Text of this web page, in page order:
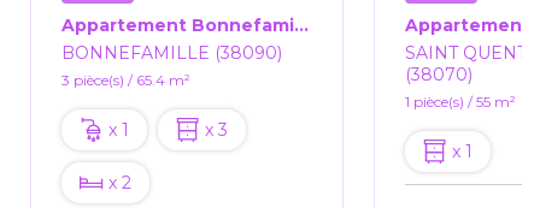
Appartement Bonnefamille 3 Pièce(s) 65.4 M2 + Jardin 219.25m²
BONNEFAMILLE (38090)
3 pièce(s) / 65.4 m²
x 1 x 3
x 2
SAINT
(38070)
1 pièce(s) / 55 m²
x 1